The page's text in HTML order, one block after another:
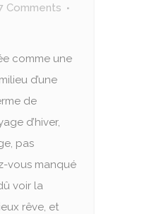
Comments
comme une
d’une
de
d’hiver,
pas
vous manqué
voir la
rêve, et